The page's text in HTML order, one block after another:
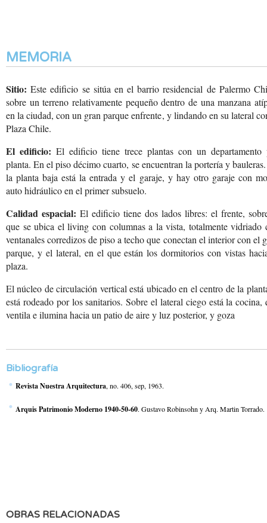
MEMORIA
Sitio:Este edificio se sitúa en el barrio residencial de Palermo
sobre un terreno relativamente pequeño dentro de una manzana
en la ciudad, con un gran parque enfrente, y lindando en su lateral
Plaza Chile.
El edificio: El edificio tiene trece plantas con un departamento
planta. En el piso décimo cuarto, se encuentran la portería y
la planta baja está la entrada y el garaje, y hay otro garaje con
auto hidráulico en el primer subsuelo.
Calidad espacial: El edificio tiene dos lados libres: el frente,
que se ubica el living con columnas a la vista, totalmente vidriado
ventanales corredizos de piso a techo que conectan el interior con el
parque, y el lateral, en el que están los dormitorios con vistas
plaza.
El núcleo de circulación vertical está ubicadoen el centro de la
está rodeado por lossanitarios. Sobre el lateral ciego está la cocina,
ventila e ilumina hacia un patio de airey luz posterior, y goza
Bibliografía
Revista Nuestra Arquitectura, no. 406, sep, 1963.
Arquis Patrimonio Moderno 1940-50-60. Gustavo Robinsohn y Arq. Martin Torrado.
OBRAS RELACIONADAS